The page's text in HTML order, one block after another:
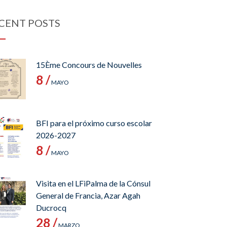
POSTS
15Ème Concours de Nouvelles
8 /MAYO
BFI para el próximo curso escolar
2026-2027
8 /MAYO
Visita en el LFiPalma de la Cónsul
General de Francia, Azar Agah
Ducrocq
28 /MARZO